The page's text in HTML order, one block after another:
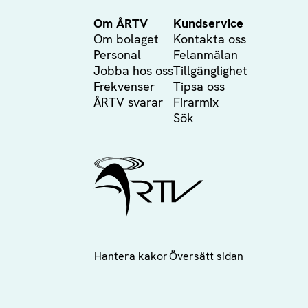
Om ÅRTV
Om bolaget
Personal
Jobba hos oss
Frekvenser
ÅRTV svarar
Kundservice
Kontakta oss
Felanmälan
Tillgänglighet
Tipsa oss
Firarmix
Sök
Ålands Radio & TV
Hantera kakorÖversätt sidan